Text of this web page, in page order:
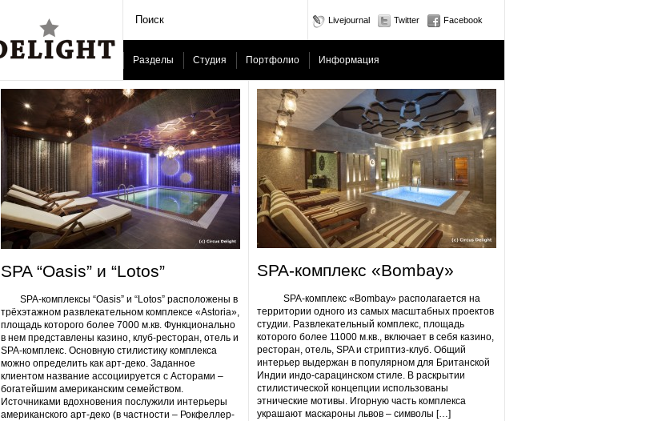
Livejournal Twitter Facebook
Разделы Студия Портфолио Информация
SPA “Oasis” и “Lotos”
SPA-комплексы “Oasis” и “Lotos” расположены в
трёхэтажном развлекательном комплексе «Astoria»,
площадь которого более 7000 м.кв. Функционально
в нем представлены казино, клуб-ресторан, отель и
SPA-комплекс. Основную стилистику комплекса
можно определить как арт-деко. Заданное
клиентом название ассоциируется с Асторами –
богатейшим американским семейством.
Источниками вдохновения послужили интерьеры
американского арт-деко (в частности – Рокфеллер-
SPA-комплекс «Bombay»
SPA-комплекс «Bombay» располагается на
территории одного из самых масштабных проектов
студии. Развлекательный комплекс, площадь
которого более 11000 м.кв., включает в себя казино,
ресторан, отель, SPA и стриптиз-клуб. Общий
интерьер выдержан в популярном для Британской
Индии индо-сарацинском стиле. В раскрытии
стилистической концепции использованы
этнические мотивы. Игорную часть комплекса
украшают маскароны львов – символы […]